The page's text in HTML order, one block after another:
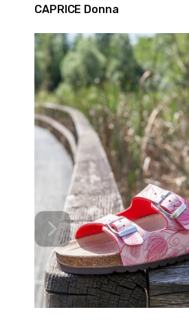
CAPRICE Donna